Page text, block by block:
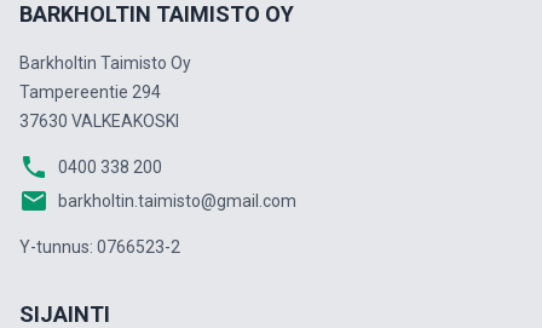
BARKHOLTIN TAIMISTO OY
Barkholtin Taimisto Oy
Tampereentie 294
37630 VALKEAKOSKI
phone 0400 338 200
email barkholtin.taimisto@gmail.com
Y-tunnus: 0766523-2
SIJAINTI